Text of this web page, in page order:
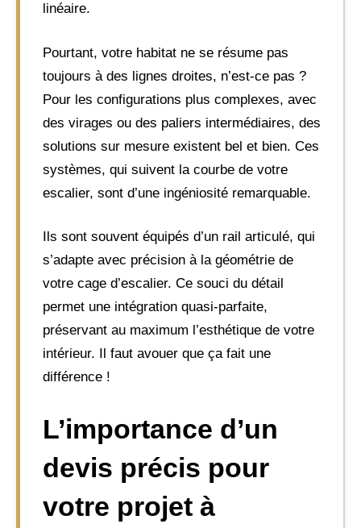
linéaire.
Pourtant, votre habitat ne se résume pas
toujours à des lignes droites, n’est-ce pas ?
Pour les configurations plus complexes, avec
des virages ou des paliers intermédiaires, des
solutions sur mesure existent bel et bien. Ces
systèmes, qui suivent la courbe de votre
escalier, sont d’une ingéniosité remarquable.
Ils sont souvent équipés d’un rail articulé, qui
s’adapte avec précision à la géométrie de
votre cage d’escalier. Ce souci du détail
permet une intégration quasi-parfaite,
préservant au maximum l’esthétique de votre
intérieur. Il faut avouer que ça fait une
différence !
L’importance d’un
devis précis pour
votre projet à